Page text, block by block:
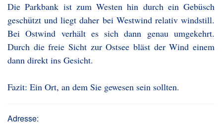
Die Parkbank ist zum Westen hin durch ein Gebüsch
geschützt und liegt daher bei Westwind relativ windstill.
Bei Ostwind verhält es sich dann genau umgekehrt.
Durch die freie Sicht zur Ostsee bläst der Wind einem
dann direkt ins Gesicht.
Fazit: Ein Ort, an dem Sie gewesen sein sollten.
Adresse: